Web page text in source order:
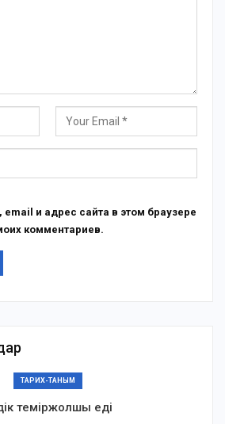
и адрес сайта в этом браузере
комментариев.
ТАРИХ-ТАНЫМ
теміржолшы еді